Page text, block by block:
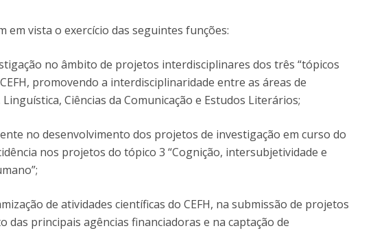
em vista o exercício das seguintes funções:
no âmbito de projetos interdisciplinares dos três “tópicos
promovendo a interdisciplinaridade entre as áreas de
Ciências da Comunicação e Estudos Literários;
no desenvolvimento dos projetos de investigação em curso do
nos projetos do tópico 3 “Cognição, intersubjetividade e
de atividades científicas do CEFH, na submissão de projetos
das principais agências financiadoras e na captação de